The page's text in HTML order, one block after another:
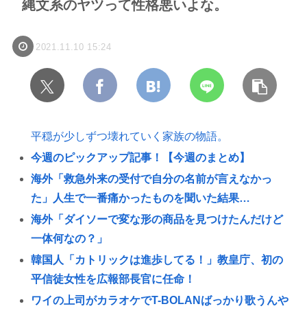
縄文系のヤツって性格悪いよな。
2021.11.10 15:24
平穏が少しずつ壊れていく家族の物語。
今週のピックアップ記事！【今週のまとめ】
海外「救急外来の受付で自分の名前が言えなかっ
た」人生で一番痛かったものを聞いた結果…
海外「ダイソーで変な形の商品を見つけたんだけど
一体何なの？」
韓国人「カトリックは進歩してる！」教皇庁、初の
平信徒女性を広報部長官に任命！
ワイの上司がカラオケでT-BOLANばっかり歌うんや